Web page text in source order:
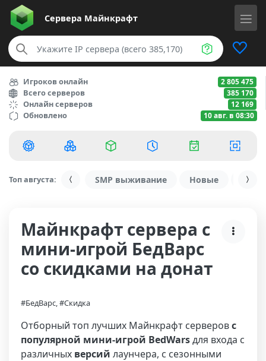
Сервера Майнкрафт
Игроков онлайн 2 805 475
Всего серверов 385 170
Онлайн серверов 12 169
Обновлено 10 авг. в 08:30
Топ августа: SMP выживание Новые С
Майнкрафт сервера с
мини-игрой БедВарс
со скидками на донат
#БедВарс, #Скидка
Отборный топ лучших Майнкрафт серверовс
популярной мини-игрой BedWarsдля входа с
различных версий лаунчера, с сезонными